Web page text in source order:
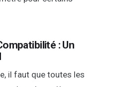
: Un
il faut que toutes les